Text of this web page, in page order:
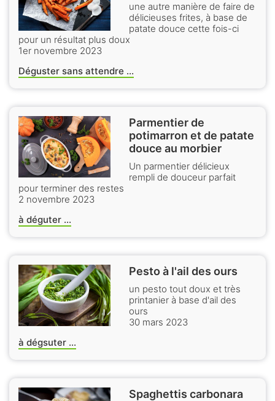
une autre manière de faire de
délicieuses frites, à base de
patate douce cette fois-ci
pour un résultat plus doux
1er novembre 2023
Déguster sans attendre ...
Parmentier de
potimarron et de patate
douce au morbier
Un parmentier délicieux
rempli de douceur parfait
pour terminer des restes
2 novembre 2023
à déguter ...
Pesto à l'ail des ours
un pesto tout doux et très
printanier à base d'ail des
ours
30 mars 2023
à dégsuter ...
Spaghettis carbonara